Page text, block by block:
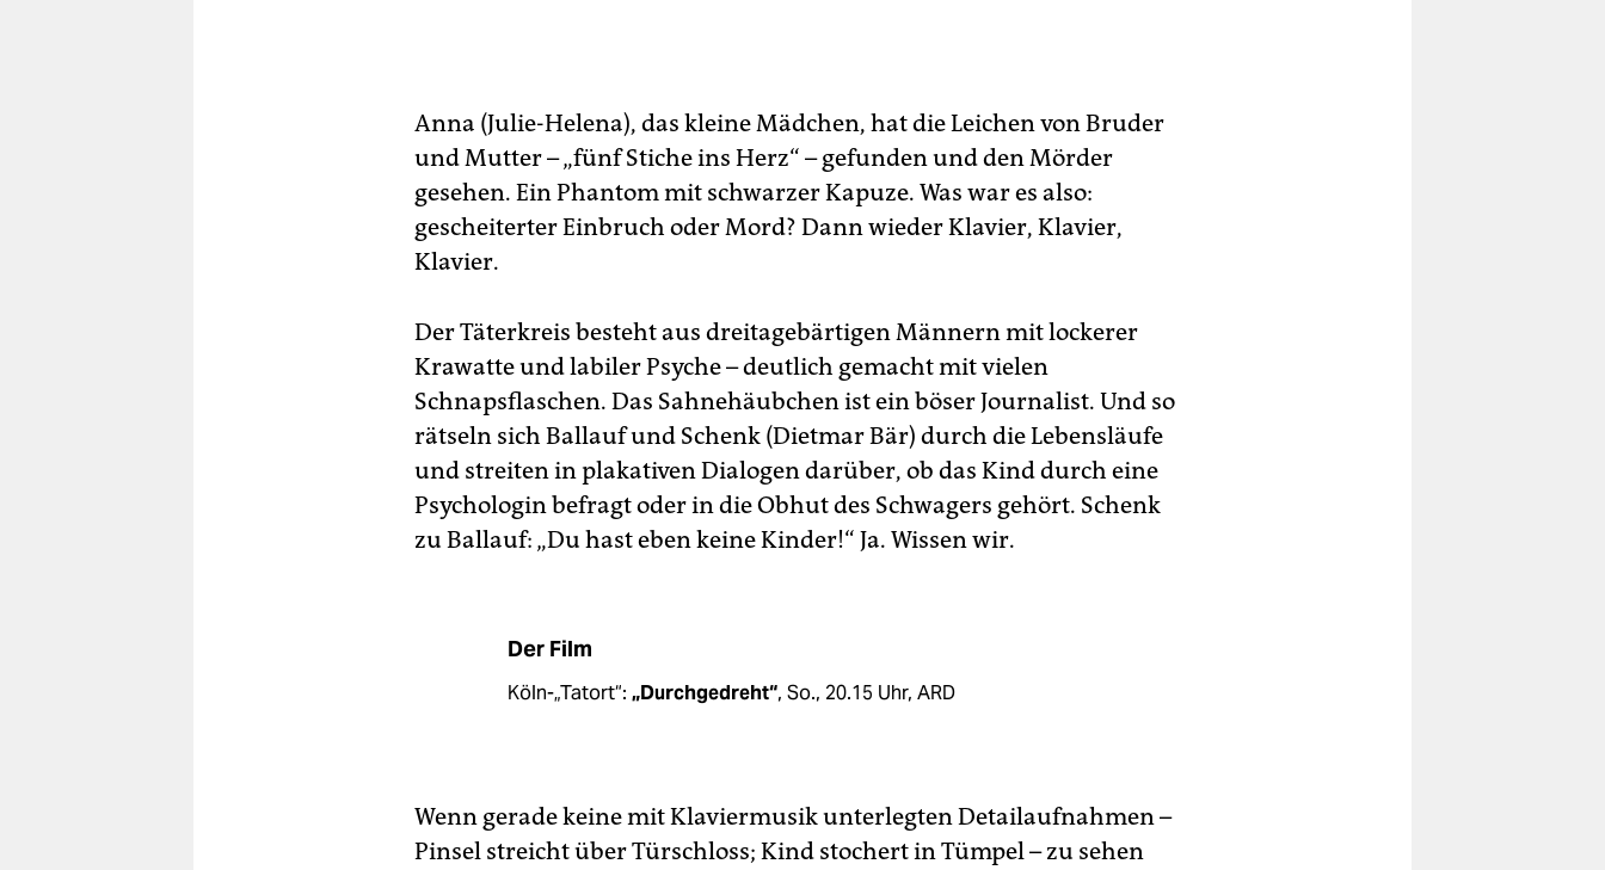
Anna (Julie-Helena), das kleine Mädchen, hat die Leichen von Bruder
und Mutter – „fünf Stiche ins Herz“ – gefunden und den Mörder
gesehen. Ein Phantom mit schwarzer Kapuze. Was war es also:
gescheiterter Einbruch oder Mord? Dann wieder Klavier, Klavier,
Klavier.
Der Täterkreis besteht aus dreitagebärtigen Männern mit lockerer
Krawatte und labiler Psyche – deutlich gemacht mit vielen
Schnapsflaschen. Das Sahnehäubchen ist ein böser Journalist. Und so
rätseln sich Ballauf und Schenk (Dietmar Bär) durch die Lebensläufe
und streiten in plakativen Dialogen darüber, ob das Kind durch eine
Psychologin befragt oder in die Obhut des Schwagers gehört. Schenk
zu Ballauf: „Du hast eben keine Kinder!“ Ja. Wissen wir.
Der Film
Köln-„Tatort“: „Durchgedreht“, So., 20.15 Uhr, ARD
Wenn gerade keine mit Klaviermusik unterlegten Detail­aufnahmen –
Pinsel streicht über Türschloss; Kind stochert in Tümpel – zu sehen